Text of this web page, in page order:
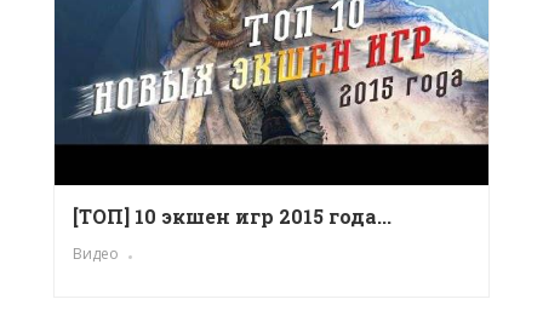
[ТОП] 10 экшен игр 2015 года...
Видео